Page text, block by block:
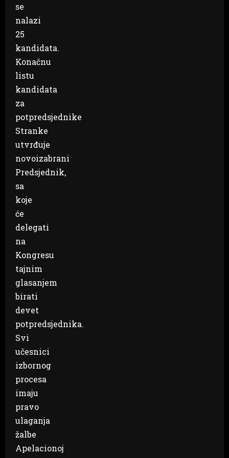
se
nalazi
25
kandidata.
Konačnu
listu
kandidata
za
potpredsjednike
Stranke
utvrđuje
novoizabrani
Predsjednik,
sa
koje
će
delegati
na
Kongresu
tajnim
glasanjem
birati
devet
potpredsjednika.
Svi
učesnici
izbornog
procesa
imaju
pravo
ulaganja
žalbe
Apelacionoj